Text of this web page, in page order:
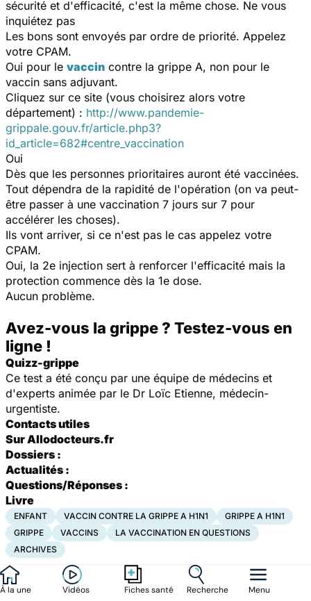
À la une Vidéos Fiches santé Recherche Menu
sécurité et d'efficacité, c'est la même chose. Ne vous
inquiétez pas
Les bons sont envoyés par ordre de priorité. Appelez
votre CPAM.
Oui pour le vaccin contre la grippe A, non pour le
vaccin sans adjuvant.
Cliquez sur ce site (vous choisirez alors votre
département) : http://www.pandemie-
grippale.gouv.fr/article.php3?
id_article=682#centre_vaccination
Oui
Dès que les personnes prioritaires auront été vaccinées.
Tout dépendra de la rapidité de l'opération (on va peut-
être passer à une vaccination 7 jours sur 7 pour
accélérer les choses).
Ils vont arriver, si ce n'est pas le cas appelez votre
CPAM.
Oui, la 2e injection sert à renforcer l'efficacité mais la
protection commence dès la 1e dose.
Aucun problème.
Avez-vous la grippe ? Testez-vous en
ligne !
Quizz-grippe
Ce test a été conçu par une équipe de médecins et
d'experts animée par le Dr Loïc Etienne, médecin-
urgentiste.
Contacts utiles
Sur Allodocteurs.fr
Dossiers :
Actualités :
Questions/Réponses :
Livre
ENFANT VACCIN CONTRE LA GRIPPE A H1N1
GRIPPE A H1N1
GRIPPE
VACCINS
LA VACCINATION EN QUESTIONS
ARCHIVES